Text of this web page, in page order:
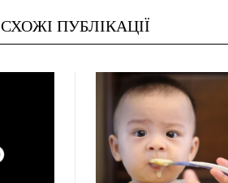
СХОЖІ ПУБЛІКАЦІЇ